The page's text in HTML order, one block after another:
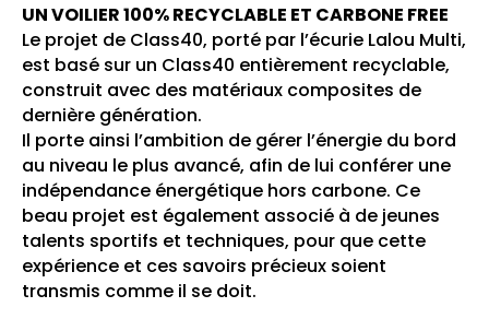
UN VOILIER 100% RECYCLABLE ET CARBONE FREE
Le projet de Class40, porté par l’écurie Lalou Multi,
est basé sur un Class40 entièrement recyclable,
construit avec des matériaux composites de
dernière génération.
Il porte ainsi l’ambition de gérer l’énergie du bord
au niveau le plus avancé, afin de lui conférer une
indépendance énergétique hors carbone. Ce
beau projet est également associé à de jeunes
talents sportifs et techniques, pour que cette
expérience et ces savoirs précieux soient
transmis comme il se doit.